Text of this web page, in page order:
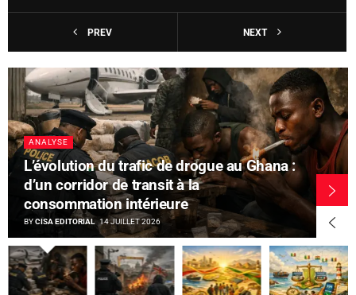
PREV NEXT
ANALYSE
L’évolution du trafic de drogue au Ghana :
d’un corridor de transit à la
consommation intérieure
BYCISA EDITORIAL 14 JUILLET 2026